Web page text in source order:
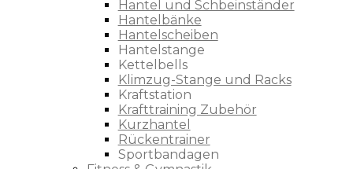
Hantel und Schbeinständer
Hantelbänke
Hantelscheiben
Hantelstange
Kettelbells
Klimzug-Stange und Racks
Kraftstation
Krafttraining Zubehör
Kurzhantel
Rückentrainer
Sportbandagen